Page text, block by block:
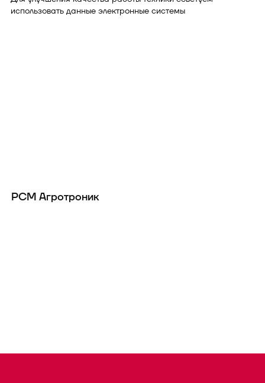
использовать данные электронные системы
РСМ Агротроник